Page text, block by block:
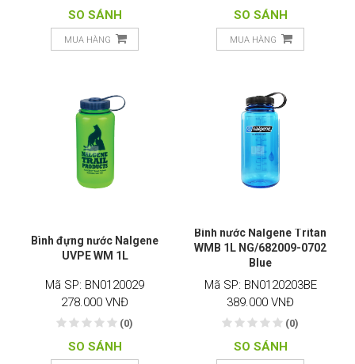
SO SÁNH
MUA HÀNG
SO SÁNH
MUA HÀNG
Bình đựng nước Nalgene
UVPE WM 1L
Mã SP: BN0120029
278.000 VNĐ
(0)
SO SÁNH
Bình nước Nalgene Tritan
WMB 1L NG/682009-0702
Blue
Mã SP: BN0120203BE
389.000 VNĐ
(0)
SO SÁNH